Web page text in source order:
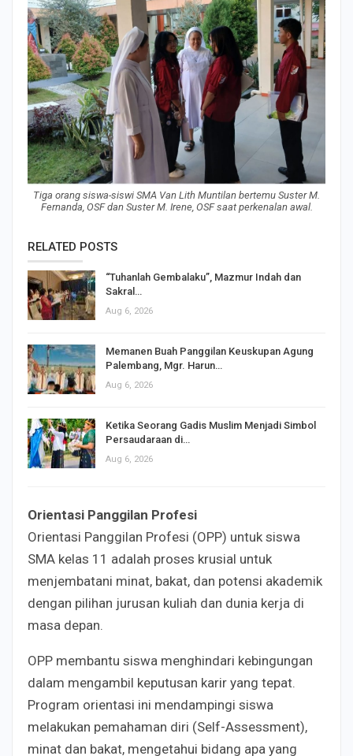
Tiga orang siswa-siswi SMA Van Lith Muntilan bertemu Suster M.
Fernanda, OSF dan Suster M. Irene, OSF saat perkenalan awal.
RELATED POSTS
“Tuhanlah Gembalaku”, Mazmur Indah dan
Sakral…
Aug 6, 2026
Memanen Buah Panggilan Keuskupan Agung
Palembang, Mgr. Harun…
Aug 6, 2026
Ketika Seorang Gadis Muslim Menjadi Simbol
Persaudaraan di…
Aug 6, 2026
Orientasi Panggilan Profesi
Orientasi Panggilan Profesi (OPP) untuk siswa
SMA kelas 11 adalah proses krusial untuk
menjembatani minat, bakat, dan potensi akademik
dengan pilihan jurusan kuliah dan dunia kerja di
masa depan.
OPP membantu siswa menghindari kebingungan
dalam mengambil keputusan karir yang tepat.
Program orientasi ini mendampingi siswa
melakukan pemahaman diri (Self-Assessment),
minat dan bakat, mengetahui bidang apa yang